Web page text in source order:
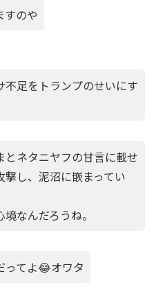
すのや
不足をトランプのせいにす
とネタニヤフの甘言に載せ
撃し、泥沼に嵌まってい
境なんだろうね。
ってよ😂オワタ